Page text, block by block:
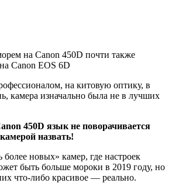
на Canon 450D почти также
Canon EOS 6D
на китовую оптику, в
камера изначально была не в лучших
450D язык не поворачивается
назвать!
более новых» камер, где настроек
быть больше мороки в 2019 году, но
что-либо красивое — реально.